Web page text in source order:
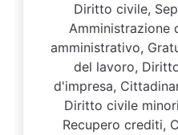
Diritto civile,
Amministrazione
amministrativo,
del lavoro,
d'impresa,
Diritto civile
Recupero crediti,